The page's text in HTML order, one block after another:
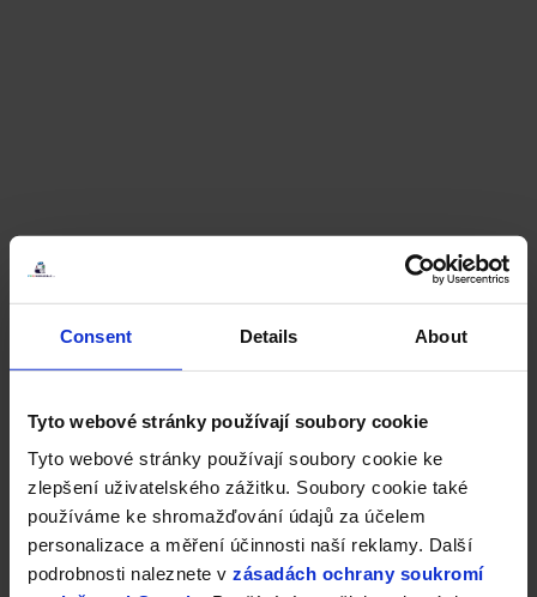
Consent Details About
Tyto webové stránky používají soubory cookie
Tyto webové stránky používají soubory cookie ke
zlepšení uživatelského zážitku. Soubory cookie také
používáme ke shromažďování údajů za účelem
personalizace a měření účinnosti naší reklamy. Další
podrobnosti naleznete v zásadách ochrany soukromí